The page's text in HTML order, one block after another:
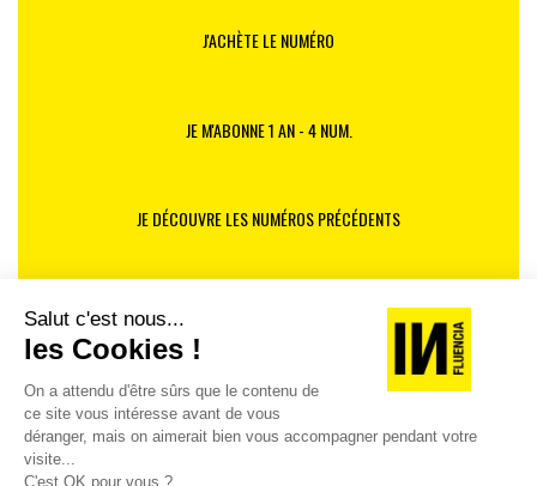
J'ACHÈTE LE NUMÉRO
JE M'ABONNE 1 AN - 4 NUM.
JE DÉCOUVRE LES NUMÉROS PRÉCÉDENTS